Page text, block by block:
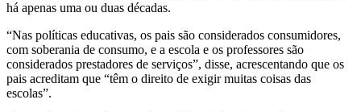
há apenas uma ou duas décadas.
“Nas políticas educativas, os pais são considerados consumidores,
com soberania de consumo, e a escola e os professores são
considerados prestadores de serviços”, disse, acrescentando que os
pais acreditam que “têm o direito de exigir muitas coisas das
escolas”.